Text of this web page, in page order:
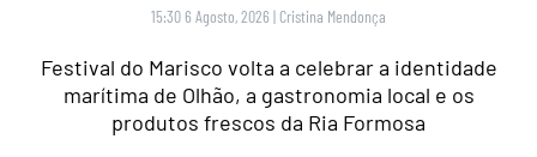
15:30 6 Agosto, 2026 | Cristina Mendonça
Festival do Marisco volta a celebrar a identidade
marítima de Olhão, a gastronomia local e os
produtos frescos da Ria Formosa